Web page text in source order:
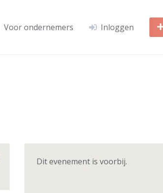
Voor ondernemers Inloggen
Dit evenement is voorbij.